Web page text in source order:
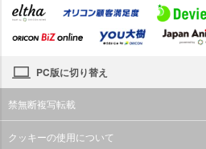
PC版に切り替え
禁無断複写転載
クッキーの使用について